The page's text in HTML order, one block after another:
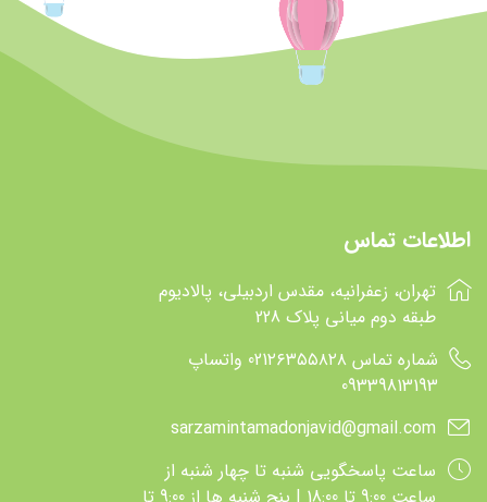
اطلاعات تماس
تهران، زعفرانیه، مقدس اردبیلی، پالادیوم
طبقه دوم میانی پلاک 228
شماره تماس 021۲۶۳۵۵۸۲۸ واتساپ
09339813193
sarzamintamadonjavid@gmail.com
ساعت پاسخگويي شنبه تا چهار شنبه از